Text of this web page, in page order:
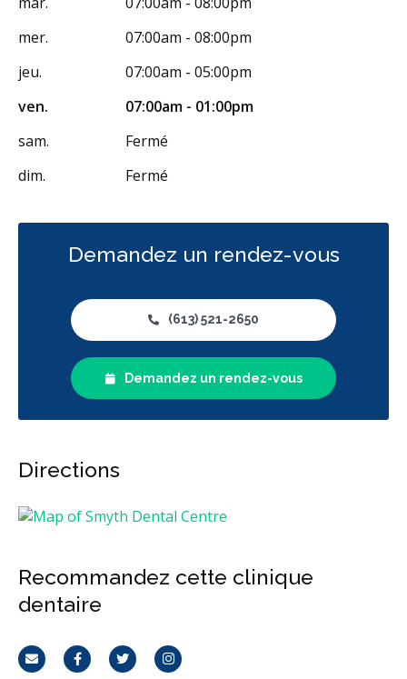
mer.
07:00am - 08:00pm
jeu.
07:00am - 05:00pm
ven.
07:00am - 01:00pm
sam.
Fermé
dim.
Fermé
Demandez un rendez-vous
(613) 521-2650
Demandez un rendez-vous
Directions
Recommandez cette clinique
dentaire
CourrielFacebookTwitterInstagram